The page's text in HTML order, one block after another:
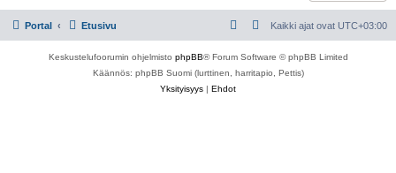
Portal Etusivu Kaikki ajat ovat UTC+03:00
Keskustelufoorumin ohjelmisto phpBB® Forum Software © phpBB Limited
Käännös: phpBB Suomi (lurttinen, harritapio, Pettis)
Yksityisyys | Ehdot